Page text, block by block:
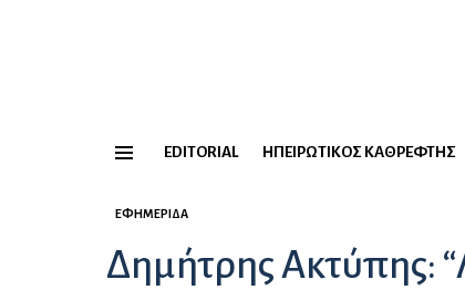
EDITORIAL ΗΠΕΙΡΏΤΙΚΟΣ ΚΑΘΡΈΦΤΗΣ
ΕΦΗΜΕΡΊΔΑ
Δημήτρης Ακτύπης: